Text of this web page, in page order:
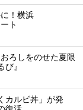
！横浜
ト
ろしをのせた夏限
』
カルビ丼」が発